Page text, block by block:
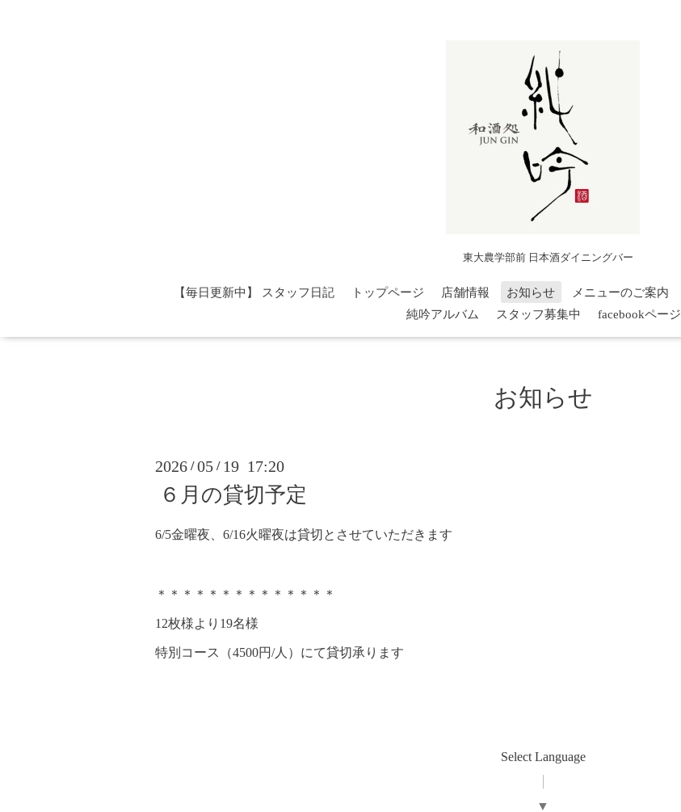
東大農学部前 日本酒ダイニングバー
【毎日更新中】 スタッフ日記 トップページ 店舗情報 お知らせ メニューのご案内
純吟アルバム
スタッフ募集中 facebookページ
お知らせ
2026 /05 / 19 17:20
６月の貸切予定
6/5金曜夜、6/16火曜夜は貸切とさせていただきます
＊＊＊＊＊＊＊＊＊＊＊＊＊＊
12枚様より19名様
特別コース（4500円/人）にて貸切承ります
Select Language
▼